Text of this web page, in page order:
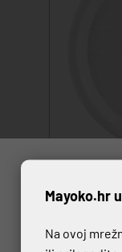
POKLOPAC
0,85 €
Mayoko.hr
Na ovoj